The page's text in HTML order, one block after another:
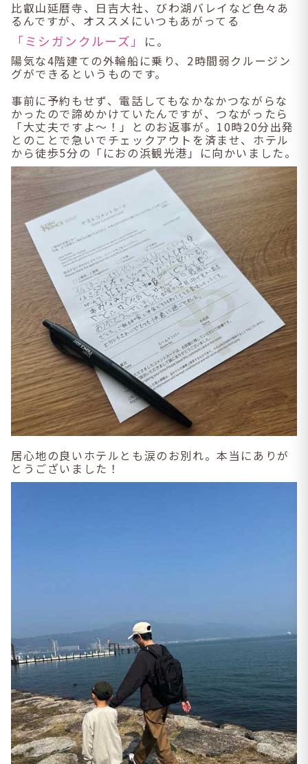
比叡山延暦寺、日吉大社、びわ湖バレイなど色々あ
るんですが、オススメにいつもあがってる
「ミシガンクルーズ」
に。
陽気な4階建ての外輪船に乗り、2時間弱クルージン
グができるというものです。
事前に予約もせず、電話してもなかなかつながらな
かったので諦めかけていたんですが、つながったら
「大丈夫ですよ～！」とのお返事が。10時20分出発
とのことで急いでチェックアウトを済ませ、ホテル
から徒歩5分の「におの浜観光港」に向かいました。
居心地の良いホテルとも涙のお別れ。本当にありが
とうございました！